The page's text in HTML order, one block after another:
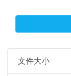
文件大小